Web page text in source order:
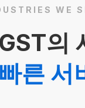
WE
의
른 서